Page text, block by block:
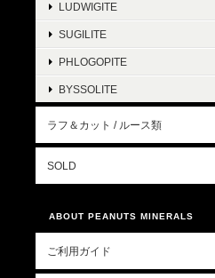
LUDWIGITE
SUGILITE
PHLOGOPITE
BYSSOLITE
ラフ＆カット / ルース類
SOLD
ABOUT PEANUTS MINERALS
ご利用ガイド